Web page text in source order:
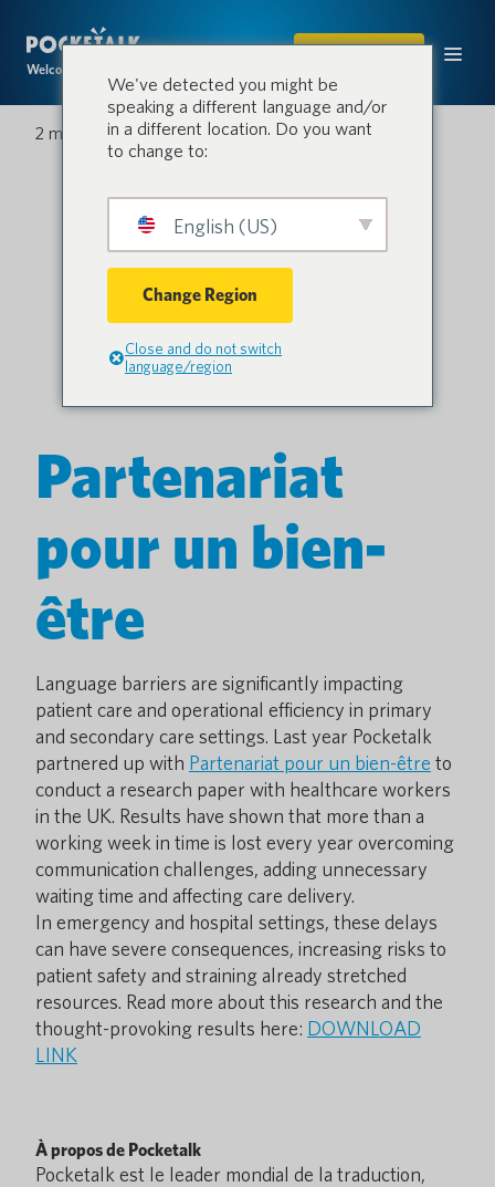
Welcome to the conversation.
ACHETER
2 mars 2025
Partenariat
pour un bien-
être
Language barriers are significantly impacting
patient care and operational efficiency in primary
and secondary care settings. Last year Pocketalk
partnered up with Partenariat pour un bien-être to
conduct a research paper with healthcare workers
in the UK. Results have shown that more than a
working week in time is lost every year overcoming
communication challenges, adding unnecessary
waiting time and affecting care delivery.
In emergency and hospital settings, these delays
can have severe consequences, increasing risks to
patient safety and straining already stretched
resources. Read more about this research and the
thought-provoking results here: DOWNLOAD
LINK
À propos de Pocketalk
Pocketalk est le leader mondial de la traduction,
We've detected you might be
speaking a different language and/or
in a different location. Do you want
to change to:
English (US)
Change Region
Close and do not switch
language/region